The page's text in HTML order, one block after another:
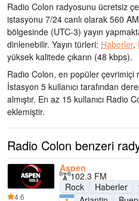
Radio Colon radyosunu ücretsiz
istasyonu 7/24 canlı olarak 560
bölgesinde (UTC-3) yayın
dinlenebilir. Yayın türleri: Haberler,
yüksek kalitede çıkarın (48 kbps).
Radio Colon, en popüler çevrimiçi
İstasyon 5 kullanıcı tarafından
almıştır. En az 15 kullanıcı Radio
eklemiştir.
Radio Colon benzeri
Aspen
102.3 FM
Rock
Haberler
4.6